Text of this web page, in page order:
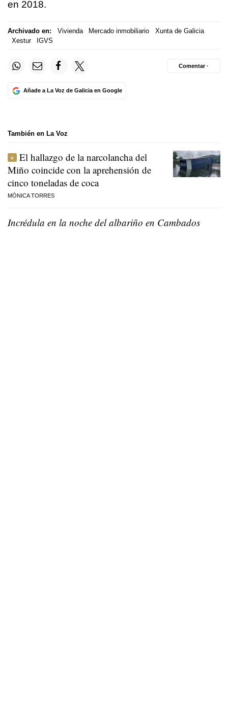
en 2018.
Archivado en: Vivienda Mercado inmobiliario
Xunta de Galicia
Xestur
IGVS
Añade a La Voz de Galicia en Google
Comentar ·
También en La Voz
El hallazgo de la narcolancha del
Miño coincide con la aprehensión de
cinco toneladas de coca
MÓNICA TORRES
Incrédula en la noche del albariño en Cambados